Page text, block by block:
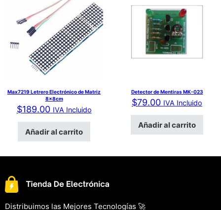
Max7219 Letrero Electrónico de Matriz
8x8cm
$189.00 IVA Incluido
Añadir al carrito
Detector de Mentiras MK-023
$79.00 IVA Incluido
Añadir al carrito
Distribuimos las Mejores Tecnologías 🚀